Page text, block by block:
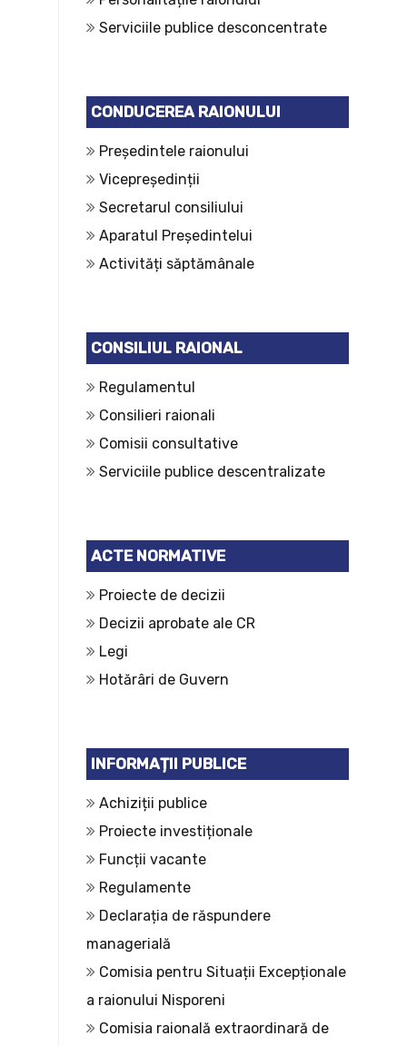
Serviciile publice desconcentrate
CONDUCEREA RAIONULUI
Președintele raionului
Vicepreședinții
Secretarul consiliului
Aparatul Președintelui
Activități săptămânale
CONSILIUL RAIONAL
Regulamentul
Consilieri raionali
Comisii consultative
Serviciile publice descentralizate
ACTE NORMATIVE
Proiecte de decizii
Decizii aprobate ale CR
Legi
Hotărâri de Guvern
INFORMAȚII PUBLICE
Achiziții publice
Proiecte investiționale
Funcții vacante
Regulamente
Declarația de răspundere
managerială
Comisia pentru Situații Excepționale
a raionului Nisporeni
Comisia raională extraordinară de